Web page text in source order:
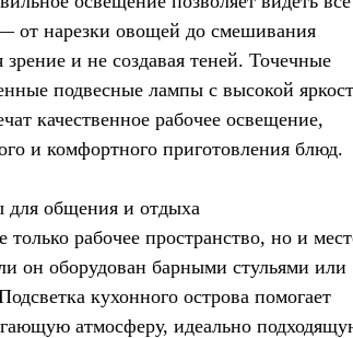
от нарезки овощей до смешивания
зрение и не создавая теней. Точечные
подвесные лампы с высокой
качественное рабочее освещение,
и комфортного приготовления блюд.
для общения и отдыха
рабочее пространство, но и
он оборудован барными стульями или
кухонного острова помогает
атмосферу, идеально